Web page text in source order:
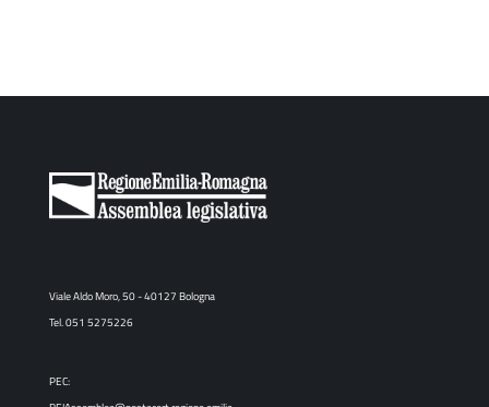
Viale Aldo Moro, 50 - 40127 Bologna
Tel. 051 5275226
PEC: